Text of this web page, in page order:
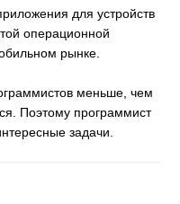
для устройств
операционной
рынке.
меньше, чем
Поэтому программист
задачи.